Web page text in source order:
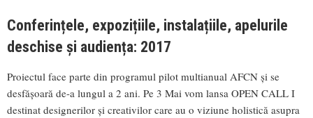
Conferințele, expozițiile, instalațiile, apelurile
deschise și audiența: 2017
Proiectul face parte din programul pilot multianual AFCN și se
desfășoară de-a lungul a 2 ani. Pe 3 Mai vom lansa OPEN CALL I
destinat designerilor și creativilor care au o viziune holistică asupra